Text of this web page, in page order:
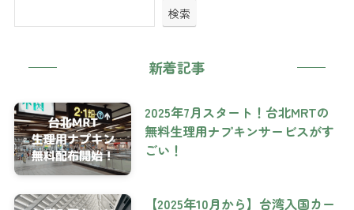
検索
新着記事
2025年7月スタート！台北MRTの
無料生理用ナプキンサービスがす
ごい！
【2025年10月から】台湾入国カー